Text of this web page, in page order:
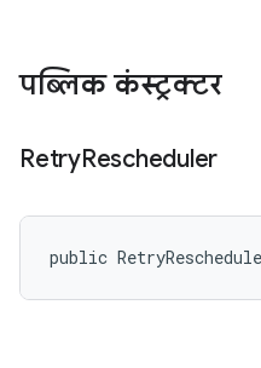
पब्लिक कंस्ट्रक्टर
RetryRescheduler
public